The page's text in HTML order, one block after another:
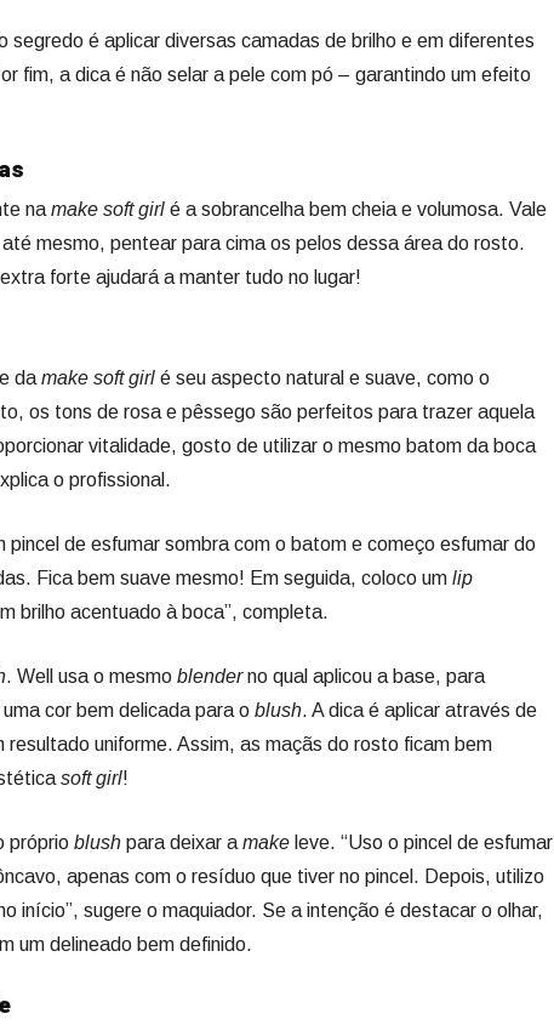
segredo é aplicar diversas camadas de brilho e em diferentes
fim, a dica é não selar a pele com pó – garantindo um efeito
na make soft girl é a sobrancelha bem cheia e volumosa. Vale
mesmo, pentear para cima os pelos dessa área do rosto.
forte ajudará a manter tudo no lugar!
da make soft girl é seu aspecto natural e suave, como o
os tons de rosa e pêssego são perfeitos para trazer aquela
vitalidade, gosto de utilizar o mesmo batom da boca
o profissional.
pincel de esfumar sombra com o batom e começo esfumar do
Fica bem suave mesmo! Em seguida, coloco um lip
brilho acentuado à boca”, completa.
. Well usa o mesmo blenderno qual aplicou a base, para
cor bem delicada para o blush. A dica é aplicar através de
resultado uniforme. Assim, as maçãs do rosto ficam bem
soft girl!
próprio blush para deixar a make leve. “Uso o pincel de esfumar
apenas com o resíduo que tiver no pincel. Depois, utilizo
início”, sugere o maquiador. Se a intenção é destacar o olhar,
um delineado bem definido.